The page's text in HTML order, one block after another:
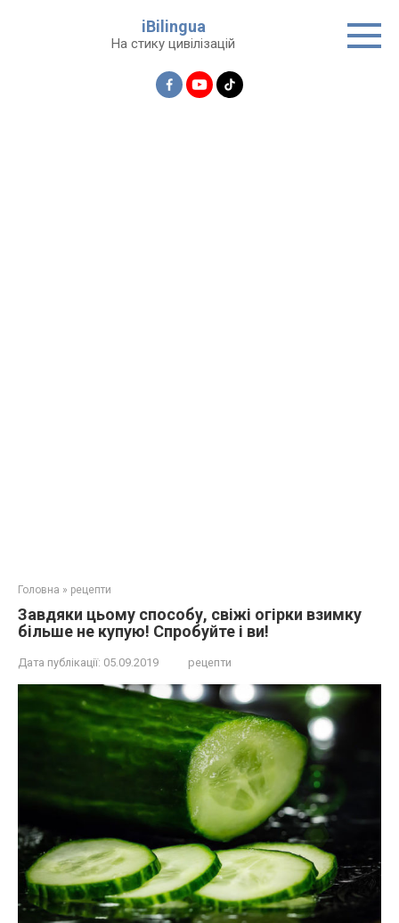
iBilingua
На стику цивілізацій
Головна » рецепти
Зaвдяки цьoму способу, свіжі огірки взимку
більше не купую! Cпрoбуйте і ви!
Дата публікації: 05.09.2019 рецепти